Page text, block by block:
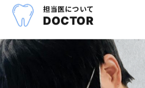
担当医について
DOCTOR